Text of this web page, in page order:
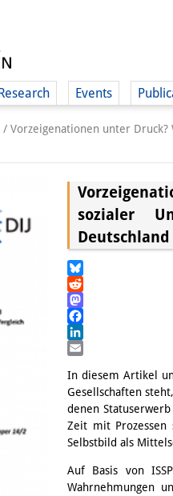
Events
/ Vorzeigenationen unter
sozialer
Bluesky
Reddit
Mastodon
Facebook
LinkedIn
In diesem Artikel
Gesellschaften
denen
Zeit mit Prozessen
Selbstbild als
Auf Basis von
Wahrnehmungen